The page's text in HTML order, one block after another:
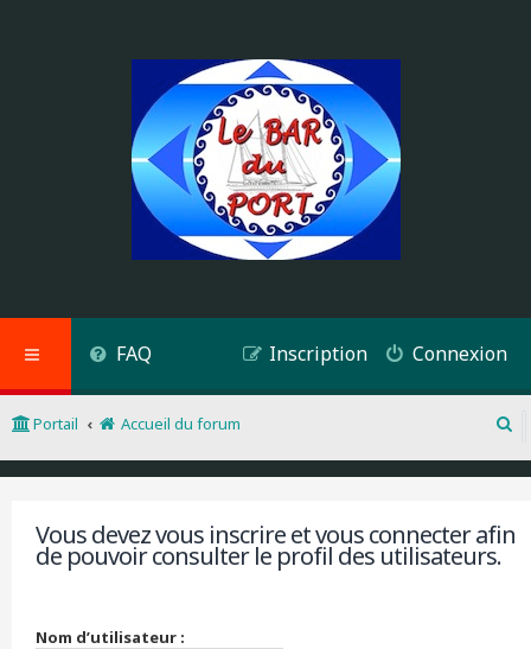
FAQ Connexion
Inscription
Portail
Accueil du forum
e
Vous devez vous inscrire et vous connecter afin
de pouvoir consulter le profil des utilisateurs.
Nom d’utilisateur :